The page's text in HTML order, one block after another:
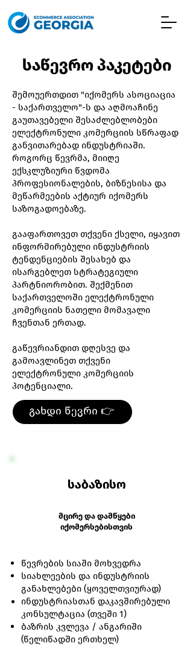
საწევრო პაკეტები
შემოუერთდით "იქომერს ასოციაცია
- საქართველო"-ს და აღმოაჩინე
გაუთავებელი შესაძლებლობები
ელექტრონული კომერციის სწრაფად
განვითარებად ინდუსტრიაში.
როგორც წევრმა, მიიღე
ექსკლუზიური წვდომა
პროფესიონალების, ბიზნესისა და
მეწარმეების აქტიურ იქომერს
საზოგადოებაზე.
გააფართოვეთ თქვენი ქსელი, იყავით
ინფორმირებული ინდუსტრიის
ტენდენციების შესახებ და
ისარგებლეთ სტრატეგიული
პარტნიორობით. შექმენით
საქართველოში ელექტრონული
კომერციის ნათელი მომავალი
ჩვენთან ერთად.
გაწევრიანდით დღესვე და
გამოავლინეთ თქვენი
ელექტრონული კომერციის
პოტენციალი.
გახდი წევრი 👉
საბაზისო
მცირე და დამწყები
იქომერსებისთვის
წევრების სიაში მოხვედრა
სიახლეების და ინდუსტრიის
განახლებები (ყოველთვიურად)
ინდუსტრიასთან დაკავშირებული
კონსულტაცია (თვეში 1)
ბაზრის კვლევა / ანგარიში
(წელიწადში ერთხელ)